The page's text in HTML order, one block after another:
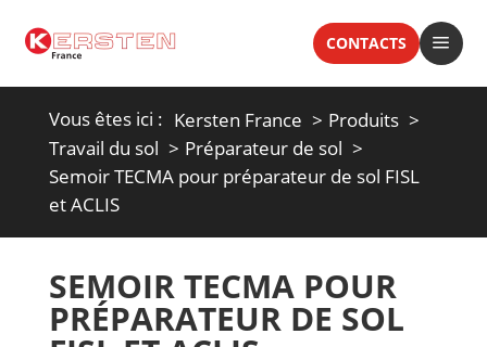
CONTACTS a
Vous êtes ici : Kersten France
Produits
Travail du sol
Préparateur de sol
Semoir TECMA pour préparateur de sol FISL
et ACLIS
SEMOIR TECMA POUR
PRÉPARATEUR DE SOL